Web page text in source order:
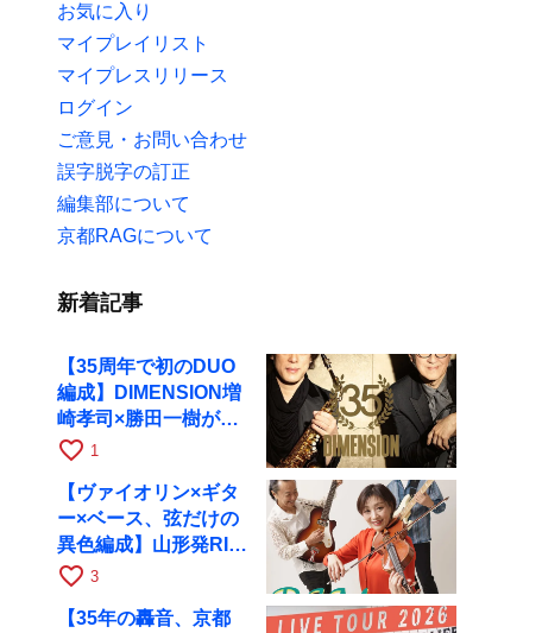
お気に入り
マイプレイリスト
マイプレスリリース
ログイン
ご意見・お問い合わせ
誤字脱字の訂正
編集部について
京都RAGについて
新着記事
【35周年で初のDUO
編成】DIMENSION増
崎孝司×勝田一樹が10
月11日に京都RAGへ
favorite_border 1
【ヴァイオリン×ギタ
ー×ベース、弦だけの
異色編成】山形発RIM
が初全国ツアーで8月
favorite_border 3
【35年の轟音、京都